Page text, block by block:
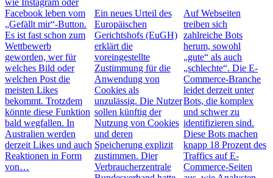
Facebook leben vom
„Gefällt mir“-Button.
Es ist fast schon zum
Wettbewerb
geworden, wer für
welches Bild oder
welchen Post die
meisten Likes
bekommt. Trotzdem
könnte diese Funktion
bald wegfallen. In
Australien werden
derzeit Likes und auch
Reaktionen in Form
von…
Ein neues Urteil des
Europäischen
Gerichtshofs (EuGH)
erklärt die
voreingestellte
Zustimmung für die
Anwendung von
Cookies als
unzulässig. Die Nutzer
sollen künftig der
Nutzung von Cookies
und deren
Speicherung explizit
zustimmen. Dier
Verbraucherzentrale
Auf Webseiten
treiben sich
zahlreiche Bots
herum, sowohl
„gute“ als auch
„schlechte“. Die E-
Commerce-Branche
leidet derzeit unter
Bots, die komplex
und schwer zu
identifizieren sind.
Diese Bots machen
knapp 18 Prozent des
Traffics auf E-
Commerce-Seiten